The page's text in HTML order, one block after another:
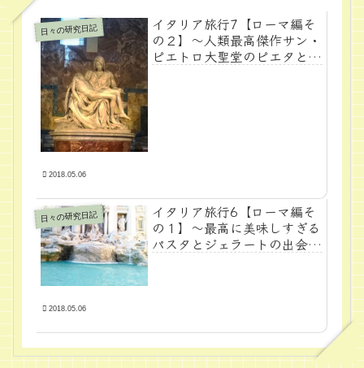
日々の研究日記
イタリア旅行7【ローマ編そ
の２】～人類最高傑作サン・
ピエトロ大聖堂のピエタとフ
2018.05.06
日々の研究日記
イタリア旅行6【ローマ編そ
の１】～最高に美味しすぎる
パスタとジェラートの出会い
2018.05.06